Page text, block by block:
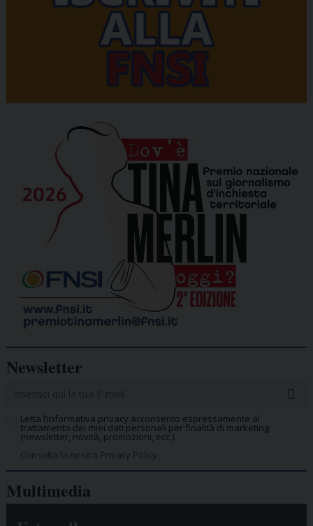
Newsletter
Letta l’informativa privacy acconsento espressamente al
trattamento dei miei dati personali per finalità di marketing
(newsletter, novità, promozioni, ecc.).
Consulta la nostra Privacy Policy.
Multimedia